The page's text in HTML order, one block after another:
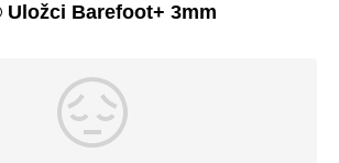
Uložci Barefoot+ 3mm